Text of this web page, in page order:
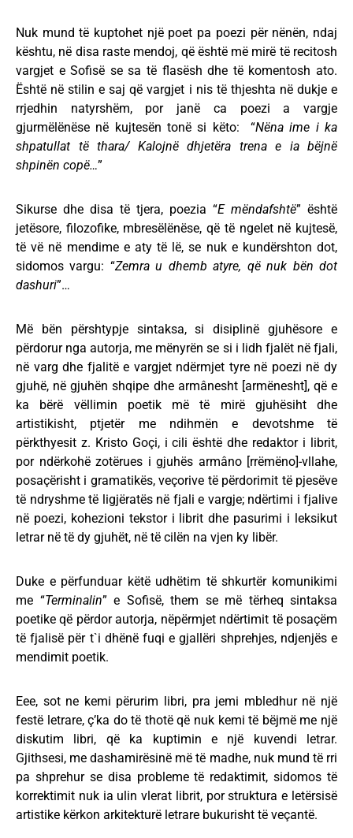
Nuk mund të kuptohet një poet pa poezi për nënën, ndaj
kështu, në disa raste mendoj, që është më mirë të recitosh
vargjet e Sofisë se sa të flasësh dhe të komentosh ato.
Është në stilin e saj që vargjet i nis të thjeshta në dukje e
rrjedhin natyrshëm, por janë ca poezi a vargje
gjurmëlënëse në kujtesën tonë si këto: “Nëna ime i ka
shpatullat të thara/ Kalojnë dhjetëra trena e ia bëjnë
shpinën copë…”
Sikurse dhe disa të tjera, poezia “E mëndafshtë” është
jetësore, filozofike, mbresëlënëse, që të ngelet në kujtesë,
të vë në mendime e aty të lë, se nuk e kundërshton dot,
sidomos vargu: “Zemra u dhemb atyre, që nuk bën dot
dashuri”…
Më bën përshtypje sintaksa, si disiplinë gjuhësore e
përdorur nga autorja, me mënyrën se si i lidh fjalët në fjali,
në varg dhe fjalitë e vargjet ndërmjet tyre në poezi në dy
gjuhë, në gjuhën shqipe dhe armânesht [armënesht], që e
ka bërë vëllimin poetik më të mirë gjuhësiht dhe
artistikisht, ptjetër me ndihmën e devotshme të
përkthyesit z. Kristo Goçi, i cili është dhe redaktor i librit,
por ndërkohë zotërues i gjuhës armâno [rrëmëno]-vllahe,
posaçërisht i gramatikës, veçorive të përdorimit të pjesëve
të ndryshme të ligjëratës në fjali e vargje; ndërtimi i fjalive
në poezi, kohezioni tekstor i librit dhe pasurimi i leksikut
letrar në të dy gjuhët, në të cilën na vjen ky libër.
Duke e përfunduar këtë udhëtim të shkurtër komunikimi
me “Terminalin” e Sofisë, them se më tërheq sintaksa
poetike që përdor autorja, nëpërmjet ndërtimit të posaçëm
të fjalisë për t`i dhënë fuqi e gjallëri shprehjes, ndjenjës e
mendimit poetik.
Eee, sot ne kemi përurim libri, pra jemi mbledhur në një
festë letrare, ç’ka do të thotë që nuk kemi të bëjmë me një
diskutim libri, që ka kuptimin e një kuvendi letrar.
Gjithsesi, me dashamirësinë më të madhe, nuk mund të rri
pa shprehur se disa probleme të redaktimit, sidomos të
korrektimit nuk ia ulin vlerat librit, por struktura e letërsisë
artistike kërkon arkitekturë letrare bukurisht të veçantë.